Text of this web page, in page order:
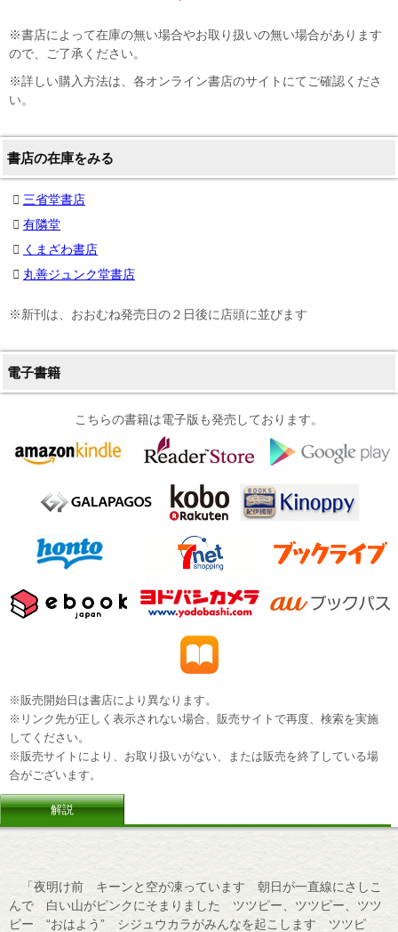
※書店によって在庫の無い場合やお取り扱いの無い場合があります
ので、ご了承ください。
※詳しい購入方法は、各オンライン書店のサイトにてご確認くださ
い。
書店の在庫をみる
三省堂書店
有隣堂
くまざわ書店
丸善ジュンク堂書店
※新刊は、おおむね発売日の２日後に店頭に並びます
電子書籍
こちらの書籍は電子版も発売しております。
※販売開始日は書店により異なります。
※リンク先が正しく表示されない場合、販売サイトで再度、検索を実施
してください。
※販売サイトにより、お取り扱いがない、または販売を終了している場
合がございます。
解説
「夜明け前 キーンと空が凍っています 朝日が一直線にさしこ
んで 白い山がピンクにそまりました ツツピー、ツツピー、ツツ
ピー “おはよう” シジュウカラがみんなを起こします ツツピ